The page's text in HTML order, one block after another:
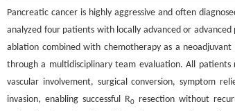
Pancreatic cancer is highly aggressive and often
analyzed four patients with locally advanced or
ablation combined with chemotherapy as a
through a multidisciplinary team evaluation. All patients
vascular involvement, surgical conversion, symptom
invasion, enabling successful R0resection without